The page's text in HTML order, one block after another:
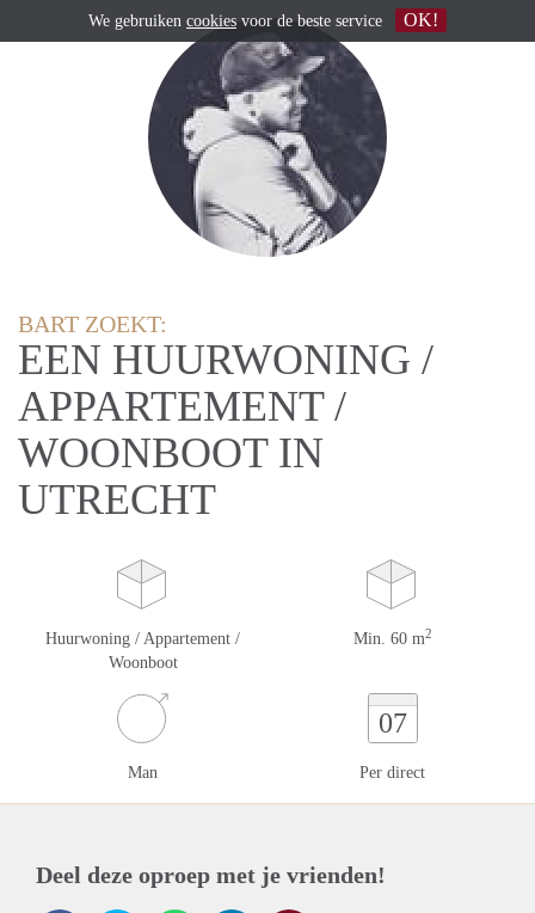
BART ZOEKT:
EEN HUURWONING /
APPARTEMENT /
WOONBOOT IN
UTRECHT
Huurwoning / Appartement /
Woonboot
Min. 60 m2
Man
07
Per direct
Deel deze oproep met je vrienden!
We gebruiken cookies voor de beste service OK!